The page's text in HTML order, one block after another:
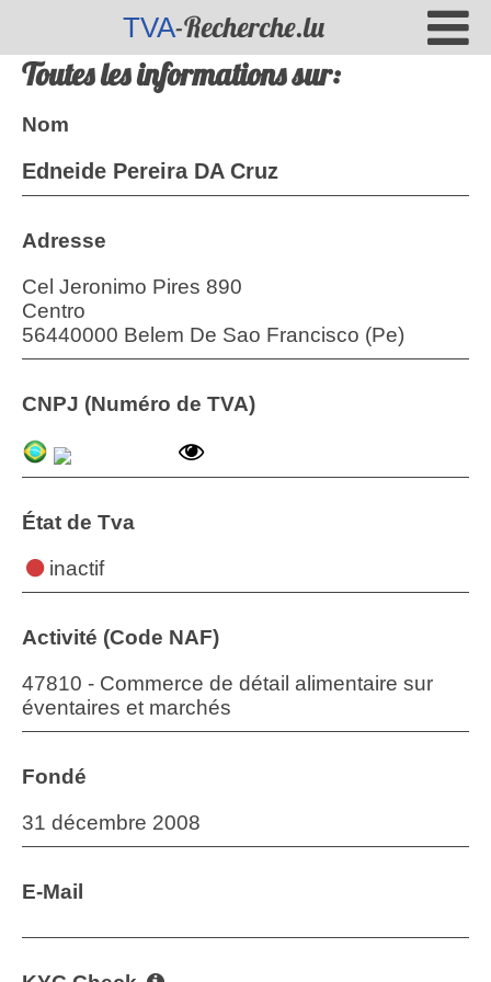
TVA-Recherche.lu
Toutes les informations sur:
Nom
Edneide Pereira DA Cruz
Adresse
Cel Jeronimo Pires 890
Centro
56440000 Belem De Sao Francisco (Pe)
CNPJ (Numéro de TVA)
État de Tva
inactif
Activité (Code NAF)
47810 - Commerce de détail alimentaire sur
éventaires et marchés
Fondé
31 décembre 2008
E-Mail